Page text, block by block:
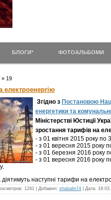
БЛОГИ* ФОТОАЛЬБОМИ
» 19
Згідно з Постановою
енергетики та
Міністерстві Юстиції
зростання тарифів на
- з 01 квітня 2015 року
- з 01 вересня 2015 року
- з 01 березня 2016 року
- з 01 вересня 2016 року
діятимуть наступні тарифи на
1241 Добавил: shabalin74 Дата: